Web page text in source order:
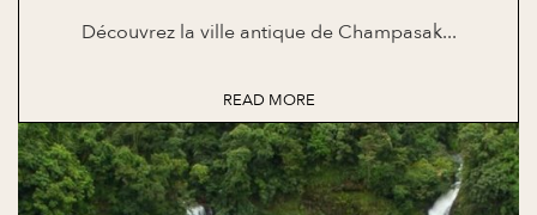
Découvrez la ville antique de Champasak...
READ MORE